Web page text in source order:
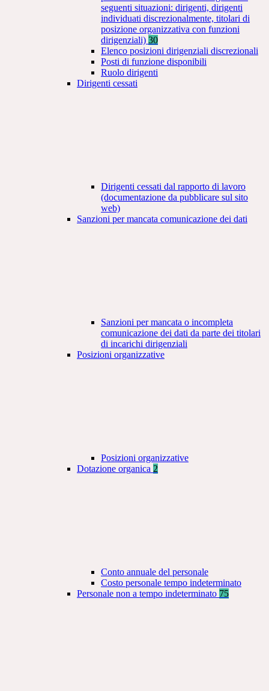
seguenti situazioni: dirigenti, dirigenti
individuati discrezionalmente, titolari di
posizione organizzativa con funzioni
dirigenziali) 30
Elenco posizioni dirigenziali discrezionali
Posti di funzione disponibili
Ruolo dirigenti
Dirigenti cessati
Dirigenti cessati dal rapporto di lavoro
(documentazione da pubblicare sul sito
web)
Sanzioni per mancata comunicazione dei dati
Sanzioni per mancata o incompleta
comunicazione dei dati da parte dei titolari
di incarichi dirigenziali
Posizioni organizzative
Posizioni organizzative
Dotazione organica 2
Conto annuale del personale
Costo personale tempo indeterminato
Personale non a tempo indeterminato 75